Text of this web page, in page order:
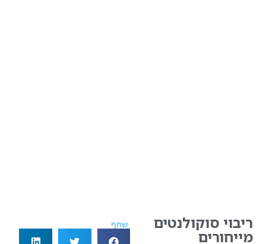
ריבוי סוקולנטים
מייחורים
שתף